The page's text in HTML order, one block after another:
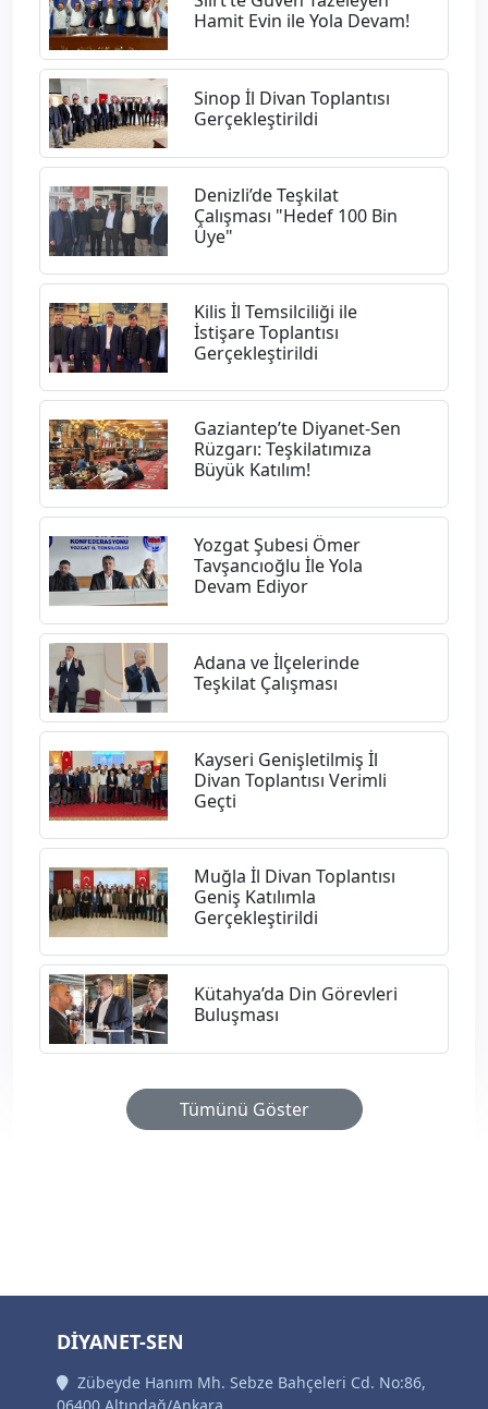
Hamit Evin ile Yola Devam!
Sinop İl Divan Toplantısı
Gerçekleştirildi
Denizli’de Teşkilat
Çalışması "Hedef 100 Bin
Üye"
Kilis İl Temsilciliği ile
İstişare Toplantısı
Gerçekleştirildi
Gaziantep’te Diyanet-Sen
Rüzgarı: Teşkilatımıza
Büyük Katılım!
Yozgat Şubesi Ömer
Tavşancıoğlu İle Yola
Devam Ediyor
Adana ve İlçelerinde
Teşkilat Çalışması
Kayseri Genişletilmiş İl
Divan Toplantısı Verimli
Geçti
Muğla İl Divan Toplantısı
Geniş Katılımla
Gerçekleştirildi
Kütahya’da Din Görevleri
Buluşması
Tümünü Göster
DİYANET-SEN
Zübeyde Hanım Mh. Sebze Bahçeleri Cd. No:86,